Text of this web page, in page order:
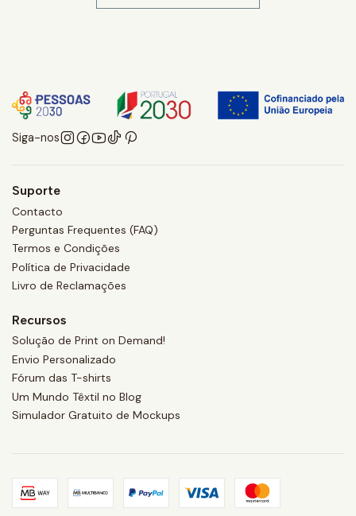
Siga-nos
Suporte
Contacto
Perguntas Frequentes (FAQ)
Termos e Condições
Política de Privacidade
Livro de Reclamações
Recursos
Solução de Print on Demand!
Envio Personalizado
Fórum das T-shirts
Um Mundo Têxtil no Blog
Simulador Gratuito de Mockups